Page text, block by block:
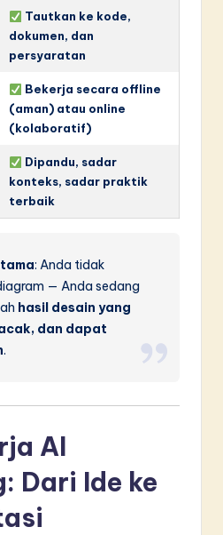
Tautkan ke kode,
dokumen, dan
persyaratan
Bekerja secara offline
(aman) atau online
(kolaboratif)
Dipandu, sadar
konteks, sadar praktik
terbaik
: Anda tidak
— Anda sedang
hasil desain yang
dan dapat
.
AI
Dari Ide ke